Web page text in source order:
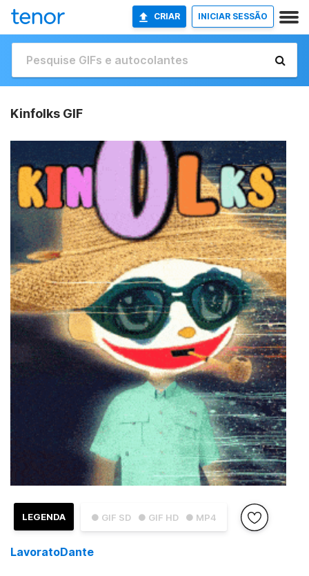
CRIAR INICIAR SESSÃO
Kinfolks GIF
● GIF SD ● GIF HD ● MP4
LEGENDA
LavoratoDante